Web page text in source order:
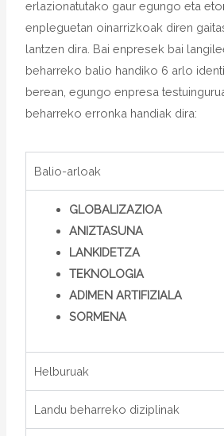
erlazionatutako gaur egungo eta
enpleguetan oinarrizkoak diren
lantzen dira. Bai enpresek bai
beharreko balio handiko 6 arlo
berean, egungo enpresa
beharreko erronka handiak dira:
Balio-arloak
GLOBALIZAZIOA
ANIZTASUNA
LANKIDETZA
TEKNOLOGIA
ADIMEN ARTIFIZIALA
SORMENA
Helburuak
Landu beharreko diziplinak